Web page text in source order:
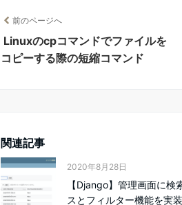
前のページへ
Linuxのcpコマンドでファイルを
コピーする際の短縮コマンド
関連記事
2020年8月28日
【Django】管理画面に検
スとフィルター機能を実